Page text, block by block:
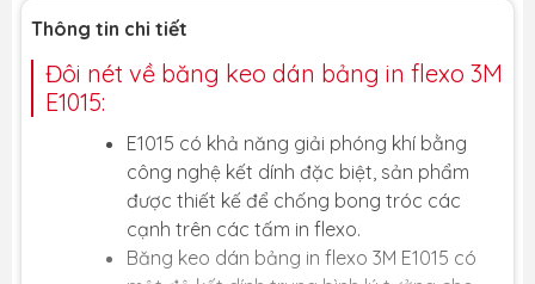
Thông tin chi tiết
Đôi nét về băng keo dán bảng in flexo 3M
E1015:
E1015 có khả năng giải phóng khí bằng
công nghệ kết dính đặc biệt, sản phẩm
được thiết kế để chống bong tróc các
cạnh trên các tấm in flexo.
Băng keo dán bảng in flexo 3M E1015 có